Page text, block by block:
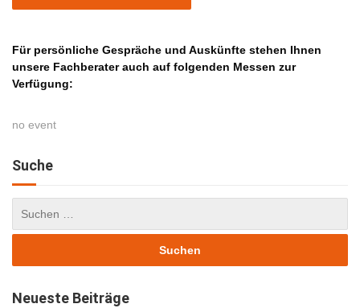
Für persönliche Gespräche und Auskünfte stehen Ihnen
unsere Fachberater auch auf folgenden Messen zur
Verfügung:
no event
Suche
Neueste Beiträge